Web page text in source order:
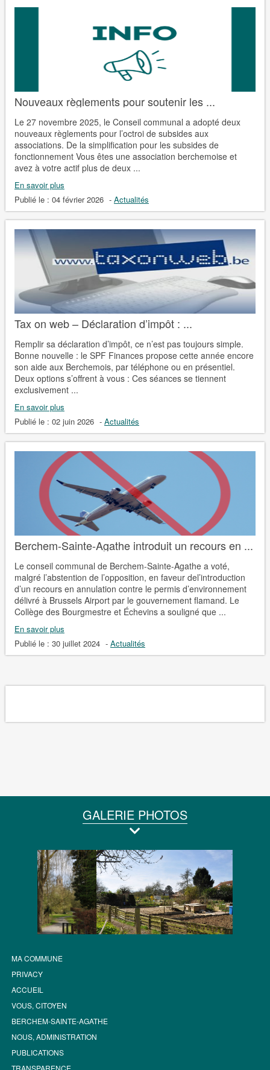
Nouveaux règlements pour soutenir les ...
Le 27 novembre 2025, le Conseil communal a adopté deux
nouveaux règlements pour l’octroi de subsides aux
associations. De la simplification pour les subsides de
fonctionnement Vous êtes une association berchemoise et
avez à votre actif plus de deux ...
En savoir plus
Publié le : 04 février 2026 - Actualités
Tax on web – Déclaration d’impôt : ...
Remplir sa déclaration d’impôt, ce n’est pas toujours simple.
Bonne nouvelle : le SPF Finances propose cette année encore
son aide aux Berchemois, par téléphone ou en présentiel.
Deux options s’offrent à vous : Ces séances se tiennent
exclusivement ...
En savoir plus
Publié le : 02 juin 2026 - Actualités
Berchem-Sainte-Agathe introduit un recours en ...
Le conseil communal de Berchem-Sainte-Agathe a voté,
malgré l’abstention de l’opposition, en faveur del’introduction
d’un recours en annulation contre le permis d’environnement
délivré à Brussels Airport par le gouvernement flamand. Le
Collège des Bourgmestre et Échevins a souligné que ...
En savoir plus
Publié le : 30 juillet 2024 - Actualités
GALERIE PHOTOS
MA COMMUNE
PRIVACY
ACCUEIL
VOUS, CITOYEN
BERCHEM-SAINTE-AGATHE
NOUS, ADMINISTRATION
PUBLICATIONS